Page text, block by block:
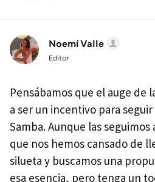
Noemí Valle
Editor
Pensábamos que el auge de
a ser un incentivo para
Samba. Aunque las
que nos hemos cansado de
silueta y buscamos una
esa esencia, pero tenga un